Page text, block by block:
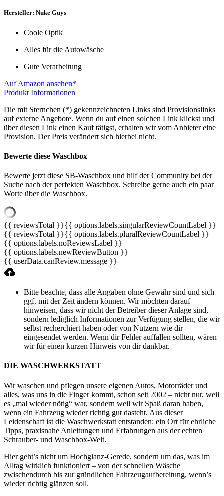
Hersteller: Nuke Guys
Coole Optik
Alles für die Autowäsche
Gute Verarbeitung
Auf Amazon ansehen*
Produkt Informationen
Die mit Sternchen (*) gekennzeichneten Links sind Provisionslinks
auf externe Angebote. Wenn du auf einen solchen Link klickst und
über diesen Link einen Kauf tätigst, erhalten wir vom Anbieter eine
Provision. Der Preis verändert sich hierbei nicht.
Bewerte diese Waschbox
Bewerte jetzt diese SB-Waschbox und hilf der Community bei der
Suche nach der perfekten Waschbox. Schreibe gerne auch ein paar
Worte über die Waschbox.
{{ reviewsTotal }}{{ options.labels.singularReviewCountLabel }}
{{ reviewsTotal }}{{ options.labels.pluralReviewCountLabel }}
{{ options.labels.noReviewsLabel }}
{{ options.labels.newReviewButton }}
{{ userData.canReview.message }}
Bitte beachte, dass alle Angaben ohne Gewähr sind und sich
ggf. mit der Zeit ändern können. Wir möchten darauf
hinweisen, dass wir nicht der Betreiber dieser Anlage sind,
sondern lediglich Informationen zur Verfügung stellen, die wir
selbst recherchiert haben oder von Nutzern wie dir
eingesendet werden. Wenn dir Fehler auffallen sollten, wären
wir für einen kurzen Hinweis von dir dankbar.
DIE WASCHWERKSTATT
Wir waschen und pflegen unsere eigenen Autos, Motorräder und
alles, was uns in die Finger kommt, schon seit 2002 – nicht nur, weil
es „mal wieder nötig“ war, sondern weil wir Spaß daran haben,
wenn ein Fahrzeug wieder richtig gut dasteht. Aus dieser
Leidenschaft ist die Waschwerkstatt entstanden: ein Ort für ehrliche
Tipps, praxisnahe Anleitungen und Erfahrungen aus der echten
Schrauber- und Waschbox-Welt.
Hier geht’s nicht um Hochglanz-Gerede, sondern um das, was im
Alltag wirklich funktioniert – von der schnellen Wäsche
zwischendurch bis zur gründlichen Fahrzeugaufbereitung, wenn’s
wieder richtig glänzen soll.